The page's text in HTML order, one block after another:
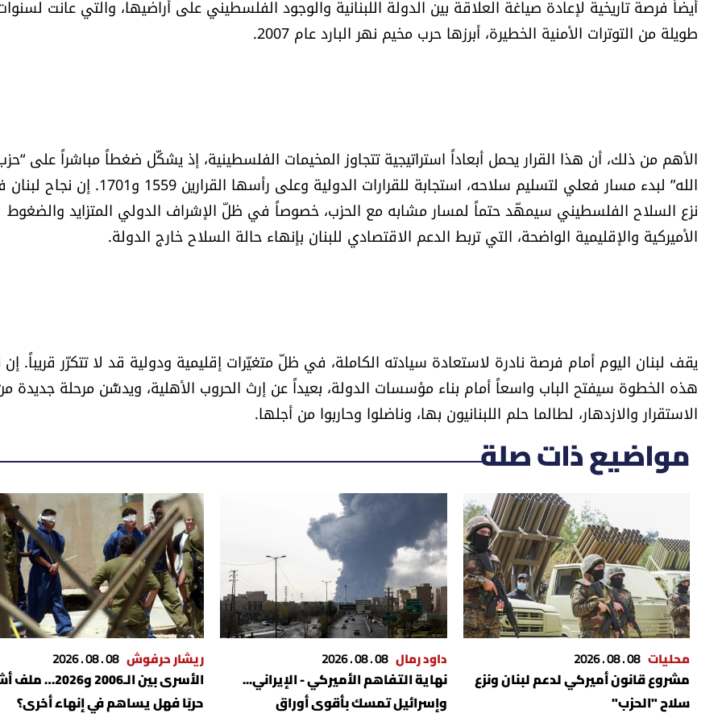
أيضاً فرصة تاريخية لإعادة صياغة العلاقة بين الدولة اللبنانية والوجود الفلسطيني على أراضيها، والتي عانت
طويلة من التوترات الأمنية الخطيرة، أبرزها حرب مخيم نهر البارد عام 2007.
الأهم من ذلك، أن هذا القرار يحمل أبعاداً استراتيجية تتجاوز المخيمات الفلسطينية، إذ يشكّل ضغطاً مباشراً على
الله” لبدء مسار فعلي لتسليم سلاحه، استجابة للقرارات الدولية وعلى رأسها القرارين 1559
نزع السلاح الفلسطيني سيمهّد حتماً لمسار مشابه مع الحزب، خصوصاً في ظلّ الإشراف الدولي المتزايد والضغوط
الأميركية والإقليمية الواضحة، التي تربط الدعم الاقتصادي للبنان بإنهاء حالة السلاح خارج الدولة.
يقف لبنان اليوم أمام فرصة نادرة لاستعادة سيادته الكاملة، في ظلّ متغيّرات إقليمية ودولية قد لا تتكرّر قريباً.
هذه الخطوة سيفتح الباب واسعاً أمام بناء مؤسسات الدولة، بعيداً عن إرث الحروب الأهلية، ويدشّن مرحلة جديدة
الاستقرار والازدهار، لطالما حلم اللبنانيون بها، وناضلوا وحاربوا من أجلها.
مواضيع ذات صلة
محليات 08 . 08 . 2026
مشروع قانون أميركي لدعم لبنان ونزع
سلاح "الحزب"
داود رمال 08 . 08 . 2026
نهاية التفاهم الأميركي - الإيراني...
وإسرائيل تمسك بأقوى أوراق
ريشار حرفوش 08 . 08 . 2026
الأسرى بين الـ2006
حربًا فهل يساهم في إنهاء أخرى؟